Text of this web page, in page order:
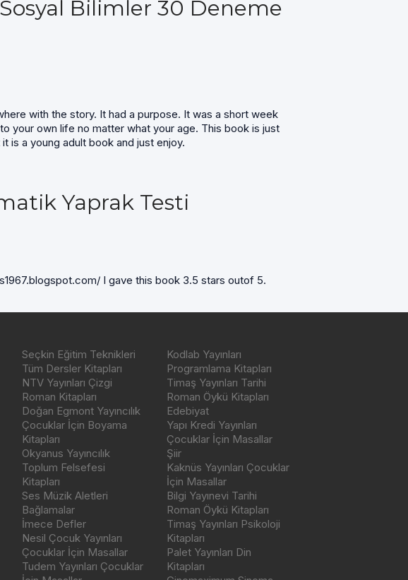
Bilimler 30 Deneme
with the story. It had a purpose. It was a short week
your own life no matter what your age. This book is just
is a young adult book and just enjoy.
Yaprak Testi
I gave this book 3.5 stars outof 5.
Seçkin Eğitim Teknikleri
Tüm Dersler Kitapları
NTV Yayınları Çizgi
Roman Kitapları
Doğan Egmont Yayıncılık
Çocuklar İçin Boyama
Kitapları
Okyanus Yayıncılık
Toplum Felsefesi
Kitapları
Ses Müzik Aletleri
Bağlamalar
İmece Defler
Nesil Çocuk Yayınları
Çocuklar İçin Masallar
Tudem Yayınları Çocuklar
Kodlab Yayınları
Programlama Kitapları
Timaş Yayınları Tarihi
Roman Öykü Kitapları
Edebiyat
Yapı Kredi Yayınları
Çocuklar İçin Masallar
Şiir
Kaknüs Yayınları Çocuklar
İçin Masallar
Bilgi Yayınevi Tarihi
Roman Öykü Kitapları
Timaş Yayınları Psikoloji
Kitapları
Palet Yayınları Din
Kitapları